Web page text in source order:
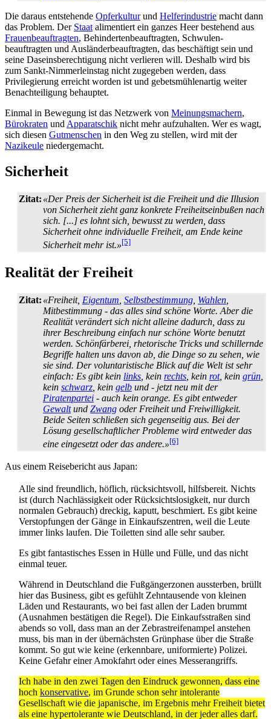
Die daraus entstehende Opferkulturund Helferindustrie macht dann
das Problem. Der Staat alimentiert ein ganzes Heer bestehend aus
Frauenbeauftragten, Behinderten­beauftragten, Schwulen­
beauftragten und Ausländer­beauftragten, das beschäftigt sein und
seine Daseinsberechtigung nicht verlieren will. Deshalb wird bis
zum Sankt-Nimmer­leins­tag nicht zugegeben werden, dass
Privilegierung erreicht worden ist und gebets­mühlen­artig weiter
Benachteiligung behauptet.
Einmal in Bewegung ist das Netzwerk von Meinungs­machern,
Bürokraten und Apparatschik nicht mehr aufzuhalten. Wer es wagt,
sich diesen Gutmenschen in den Weg zu stellen, wird mit der
Nazikeule niedergemacht.
Sicherheit
Zitat: «Der Preis der Sicherheit ist die Freiheit und die Illusion
von Sicherheit zieht ganz konkrete Freiheits­einbußen nach
sich. [...] es lohnt sich, bewusst zu werden, dass
Sicherheit ohne individuelle Freiheit, am Ende keine
Sicherheit mehr ist.»[5]
Realität der Freiheit
Zitat: «Freiheit, Eigentum Selbstbestimmung Wahlen
Mitbestimmung - das alles sind schöne Worte. Aber die
Realität verändert sich nicht alleine dadurch, dass zu
ihrer Beschreibung einfach nur schöne Worte benutzt
werden. Schönfärberei, rhetorische Tricks und schillernde
Begriffe halten uns davon ab, die Dinge so zu sehen, wie
sie sind. Der voluntaristische Blick auf die Welt ist sehr
einfach: Es gibt kein links , kein rechts , kein rot, kein grün
kein schwarz , kein gelb und - jetzt neu mit der
Piratenpartei - auch kein orange. Es gibt entweder
Gewaltund Zwang oder Freiheit und Freiwilligkeit.
Beide Seiten schließen sich gegenseitig aus. Bei der
Lösung gesellschaftlicher Probleme wird entweder das
eine eingesetzt oder das andere.»[6]
Aus einem Reisebericht aus Japan:
Alle sind freundlich, höflich, rücksichtsvoll, hilfsbereit. Nichts
ist (durch Nachlässigkeit oder Rücksichtslosigkeit, nur durch
normalen Gebrauch) dreckig, kaputt, beschmiert. Es gibt keine
Verstopfungen der Gänge in Einkaufszentren, weil die Leute
immer links laufen. Die Toiletten sind alle sehr sauber.
Es gibt fantastisches Essen in Hülle und Fülle, und das nicht
einmal teuer.
Während in Deutschland die Fußgängerzonen aussterben, brüllt
hier das Business, gibt es gefühlt Zehntausende von kleinen
Läden und Restaurants, wo bei fast allen der Laden brummt
(Ausnahmen bestätigen die Regel). Die Einkaufsstraßen sind
abends so voll, dass man an der Zebrastreifenampel anstehen
muss, bis man in der übernächsten Grünphase über die Straße
kommt. So gut wie keine (erkennbare, uniformierte) Polizei.
Keine Gefahr einer Amokfahrt oder eines Messerangriffs.
Ich habe in den zwei Tagen den Eindruck gewonnen, dass eine
hoch konservative, im Grunde schon sehr intolerante
Gesellschaft wie die japanische, im Ergebnis mehr Freiheit bietet
als eine hypertolerante wie Deutschland, in der jeder alles darf.